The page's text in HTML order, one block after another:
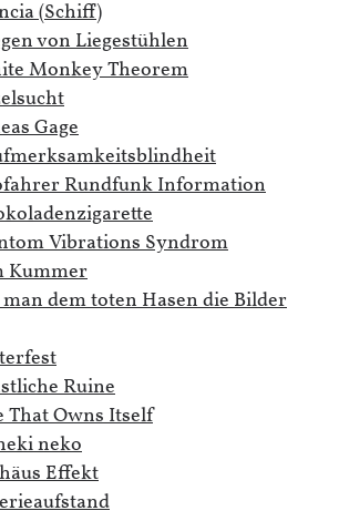
(Schiff)
von Liegestühlen
Monkey Theorem
Gage
Rundfunk Information
Vibrations Syndrom
Kummer
dem toten Hasen die Bilder
Ruine
That Owns Itself
neko
Effekt